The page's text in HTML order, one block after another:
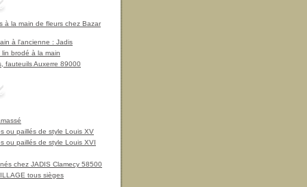
à la main de fleurs chez Bazar
à l'ancienne : Jadis
brodé à la main
fauteuils Auxerre 89000
ou paillés de style Louis XV
ou paillés de style Louis XVI
chez JADIS Clamecy 58500
tous sièges